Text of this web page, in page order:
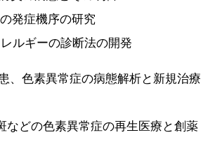
症機序の研究
ーの診断法の開発
、色素異常症の病態解析と新規治療
どの色素異常症の再生医療と創薬